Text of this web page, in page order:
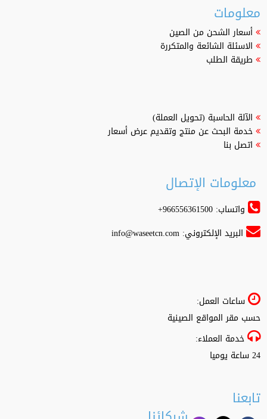
معلومات
أسعار الشحن من الصين
الاسئلة الشائعة والمتكررة
طريقة الطلب
الآلة الحاسبة (تحويل العملة)
خدمة البحث عن منتج وتقديم عرض أسعار
اتصل بنا
معلومات الإتصال
واتساب: 966556361500+
البريد الإلكتروني:info@waseetcn.com
ساعات العمل:
حسب مقر المواقع الصينية
خدمة العملاء:
24 ساعة يوميا
تابعنا